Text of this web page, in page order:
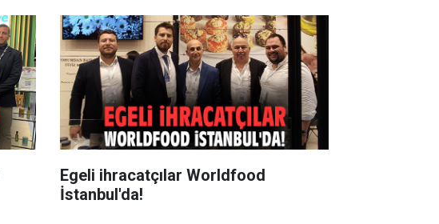
Egeli ihracatçılar Worldfood
İstanbul'da!